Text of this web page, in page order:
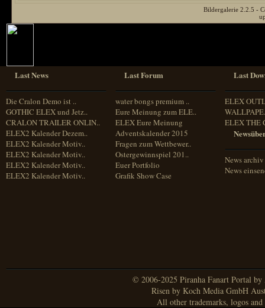
Bildergalerie 2.2.5 -
Last News
Die Cralon Demo ist ..
GOTHIC ELEX und Jetz..
CRALON TRAILER ONLIN..
ELEX2 Kalender Dezem..
ELEX2 Kalender Motiv..
ELEX2 Kalender Motiv..
ELEX2 Kalender Motiv..
ELEX2 Kalender Motiv..
Last Forum
water bongs premium ..
Eure Meinung zum ELE..
ELEX Eure Meinung
Adventskalender 2015
Fragen zum Wettbewer..
Ostergewinnspiel 201..
Euer Portfolio
Grafik Show Case
Last
ELEX
ELEX THE
News archiv
News
© 2006-2025 Piranha Fanart Portal
Risen by Koch Media GmbH
All other trademarks, logos